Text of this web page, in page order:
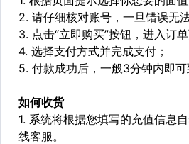
2. 请仔细核对账号，一旦错误无法
3. 点击“立即购买”按钮，进入订
4. 选择支付方式并完成支付；
5. 付款成功后，一般3分钟内即
如何收货
1. 系统将根据您填写的充值信息
线客服。